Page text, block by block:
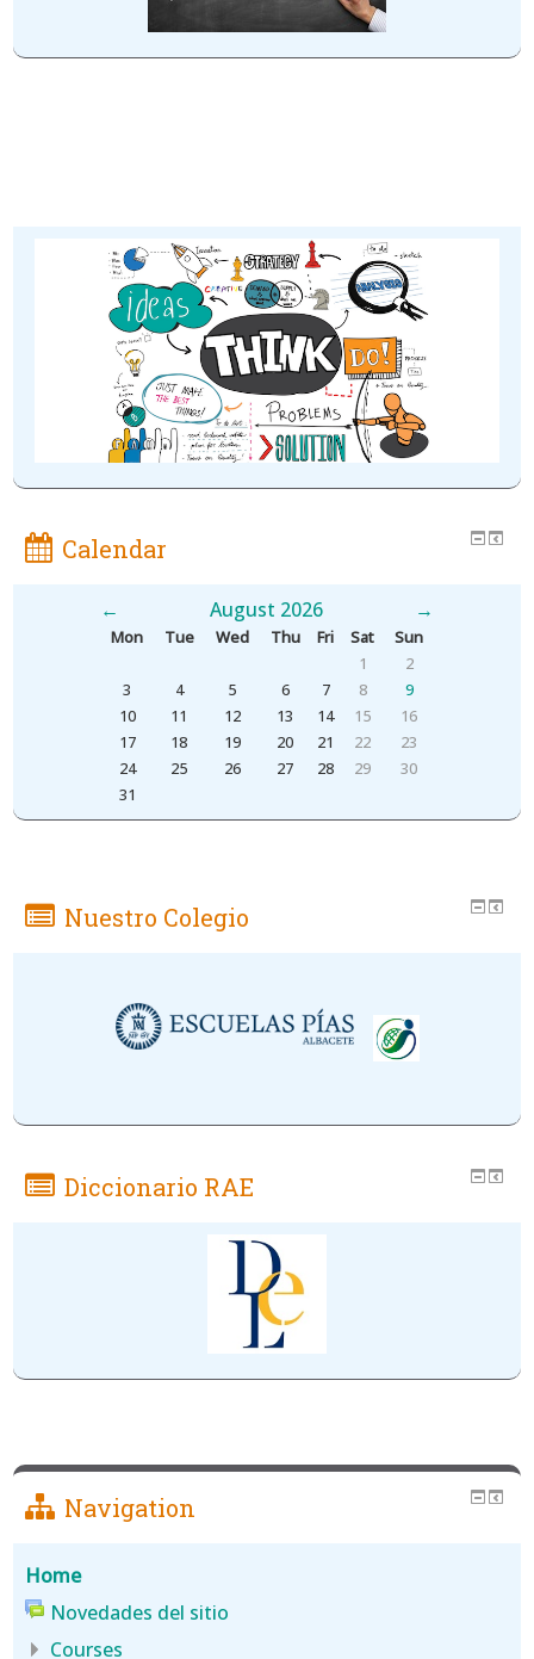
Calendar
← August 2026 →
Mon Tue Wed Thu Fri Sat
Sun
1
2
3
4 5 6 7 8
9
10
11 12 13 14 15
16
17
18 19 20 21 22
23
24
25 26 27 28 29
30
31
Nuestro Colegio
Diccionario RAE
Navigation
Home
Novedades del sitio
Courses